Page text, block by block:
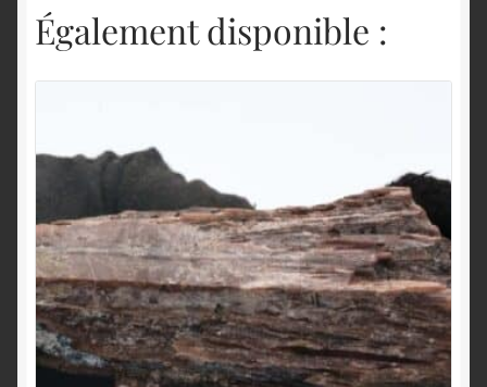
Également disponible :